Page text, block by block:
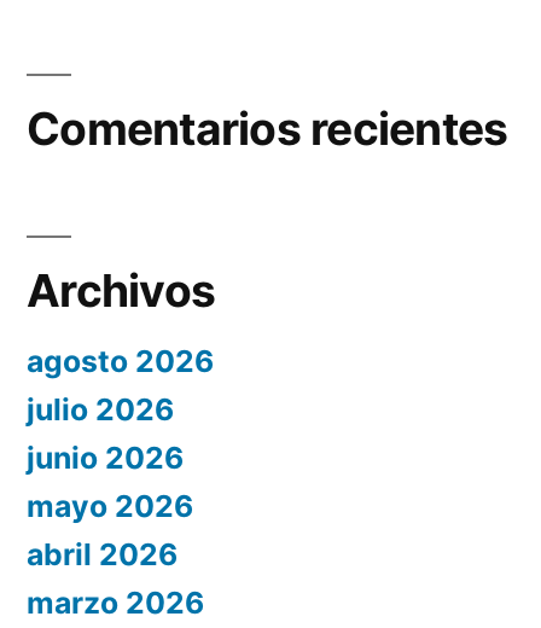
Comentarios recientes
Archivos
agosto 2026
julio 2026
junio 2026
mayo 2026
abril 2026
marzo 2026